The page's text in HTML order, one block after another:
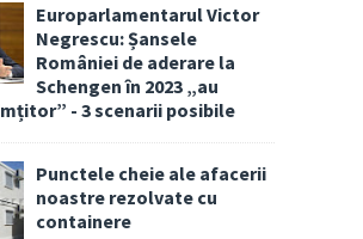
Europarlamentarul Victor
Negrescu: Șansele
României de aderare la
Schengen în 2023 „au
- 3 scenarii posibile
Punctele cheie ale afacerii
noastre rezolvate cu
containere